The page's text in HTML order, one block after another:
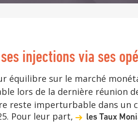
injections via ses
équilibre sur le marché
lors de la dernière réunion
reste imperturbable dans un
Pour leur part,
les Taux